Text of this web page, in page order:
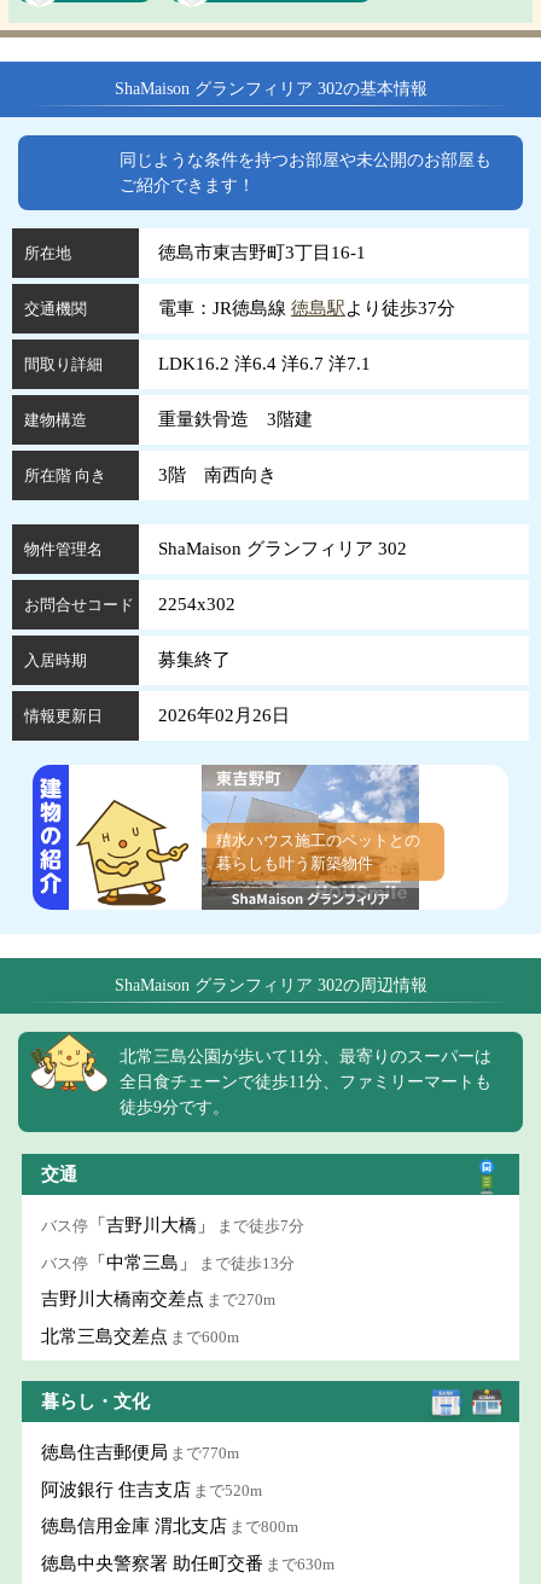
ShaMaison グランフィリア 302の基本情報
同じような条件を持つお部屋や未公開のお部屋も
ご紹介できます！
所在地 徳島市東吉野町3丁目16-1
交通機関 電車：JR徳島線 徳島駅より徒歩37分
間取り詳細 LDK16.2 洋6.4 洋6.7 洋7.1
建物構造 重量鉄骨造 3階建
所在階 向き 3階 南西向き
物件管理名 ShaMaison グランフィリア 302
お問合せコード 2254x302
入居時期 募集終了
情報更新日 2026年02月26日
積水ハウス施工のペットとの
暮らしも叶う新築物件
ShaMaison グランフィリア 302の周辺情報
北常三島公園が歩いて11分、最寄りのスーパーは
全日食チェーンで徒歩11分、ファミリーマートも
徒歩9分です。
交通
バス停 「吉野川大橋」 まで徒歩7分
バス停 「中常三島」 まで徒歩13分
吉野川大橋南交差点 まで270m
北常三島交差点 まで600m
暮らし・文化
徳島住吉郵便局 まで770m
阿波銀行 住吉支店 まで520m
徳島信用金庫 渭北支店 まで800m
徳島中央警察署 助任町交番 まで630m